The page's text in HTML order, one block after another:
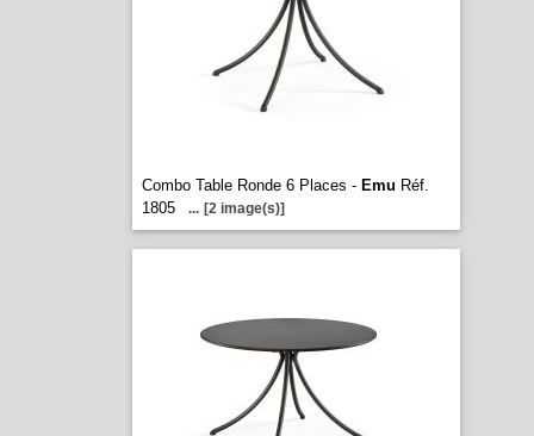
Combo Table Ronde 6 Places - Emu Réf.
1805
... [2 image(s)]